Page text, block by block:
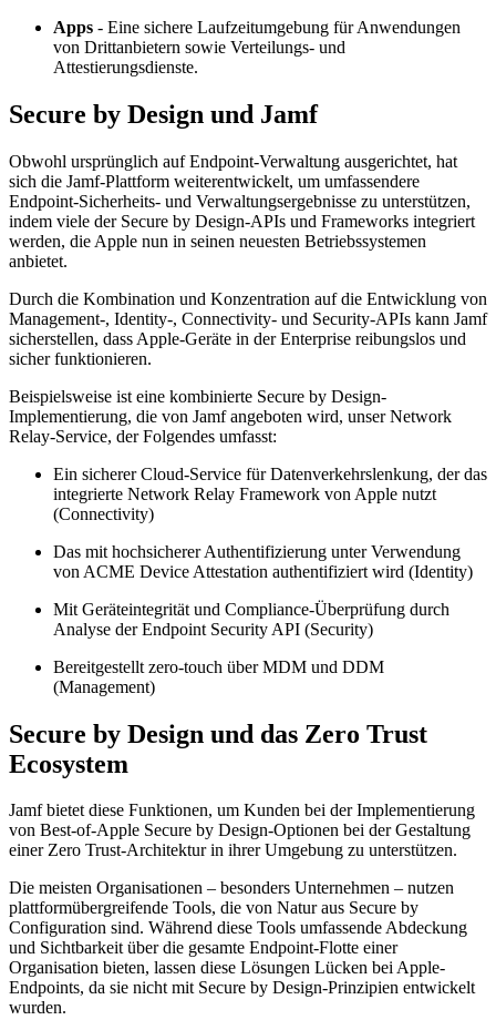
Apps - Eine sichere Laufzeitumgebung für Anwendungen
von Drittanbietern sowie Verteilungs- und
Attestierungsdienste.
Secure by Design und Jamf
Obwohl ursprünglich auf Endpoint-Verwaltung ausgerichtet, hat
sich die Jamf-Plattform weiterentwickelt, um umfassendere
Endpoint-Sicherheits- und Verwaltungsergebnisse zu unterstützen,
indem viele der Secure by Design-APIs und Frameworks integriert
werden, die Apple nun in seinen neuesten Betriebssystemen
anbietet.
Durch die Kombination und Konzentration auf die Entwicklung von
Management-, Identity-, Connectivity- und Security-APIs kann Jamf
sicherstellen, dass Apple-Geräte in der Enterprise reibungslos und
sicher funktionieren.
Beispielsweise ist eine kombinierte Secure by Design-
Implementierung, die von Jamf angeboten wird, unser Network
Relay-Service, der Folgendes umfasst:
Ein sicherer Cloud-Service für Datenverkehrslenkung, der das
integrierte Network Relay Framework von Apple nutzt
(Connectivity)
Das mit hochsicherer Authentifizierung unter Verwendung
von ACME Device Attestation authentifiziert wird (Identity)
Mit Geräteintegrität und Compliance-Überprüfung durch
Analyse der Endpoint Security API (Security)
Bereitgestellt zero-touch über MDM und DDM
(Management)
Secure by Design und das Zero Trust
Ecosystem
Jamf bietet diese Funktionen, um Kunden bei der Implementierung
von Best-of-Apple Secure by Design-Optionen bei der Gestaltung
einer Zero Trust-Architektur in ihrer Umgebung zu unterstützen.
Die meisten Organisationen – besonders Unternehmen – nutzen
plattformübergreifende Tools, die von Natur aus Secure by
Configuration sind. Während diese Tools umfassende Abdeckung
und Sichtbarkeit über die gesamte Endpoint-Flotte einer
Organisation bieten, lassen diese Lösungen Lücken bei Apple-
Endpoints, da sie nicht mit Secure by Design-Prinzipien entwickelt
wurden.